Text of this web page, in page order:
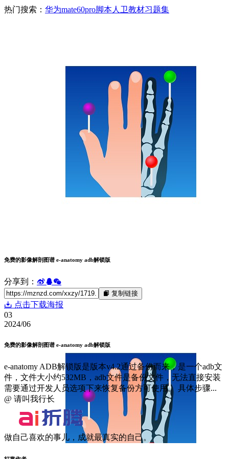
热门搜索： 华为mate60pro脚本人卫教材习题集
免费的影像解剖图谱 e-anatomy adb解锁版
分享到：
复制链接
点击下载海报
03
2024/06
免费的影像解剖图谱 e-anatomy adb解锁版
e-anatomy ADB解锁版是版本v4.2通过备份而来，是一个adb文
件，文件大小约532MB，adb文件是备份文件，无法直接安装
需要通过开发人员选项下来恢复备份方可使用。 具体步骤...
@ 请叫我行长
做自己喜欢的事儿，成就最真实的自己。